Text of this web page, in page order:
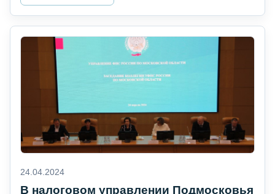
24.04.2024
В налоговом управлении Подмосковья